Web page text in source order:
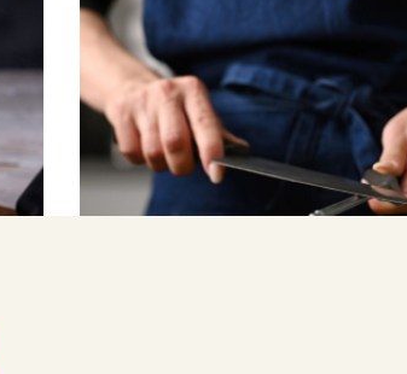
Ακόνισμα μαχαιριών
Τεχνικές και μυστικά για
λεπίδα